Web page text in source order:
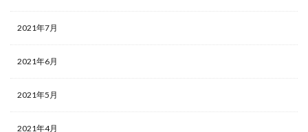
2021年7月
2021年6月
2021年5月
2021年4月